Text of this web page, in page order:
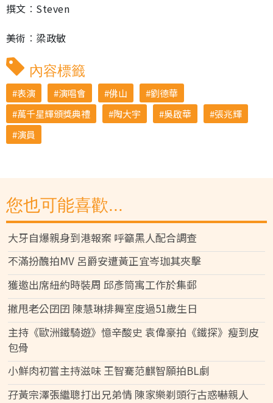
撰文︰Steven
美術︰梁政敏
內容標籤
表演 演唱會 佛山
劉德華
萬千星輝頒獎典禮
陶大宇 吳啟華
張兆輝
演員
您也可能喜歡...
大牙自爆親身到港報案 呼籲黑人配合調查
不滿扮醜拍MV 呂爵安遭黃正宜岑珈其夾擊
獲邀出席紐約時裝周 邱彥筒寓工作於集郵
撇甩老公囝囝 陳慧琳排舞室度過51歲生日
主持《歐洲鐵騎遊》憶辛酸史 袁偉豪拍《鐵探》瘦到皮
包骨
小鮮肉初嘗主持滋味 王智騫范麒智願拍BL劇
孖黃宗澤張繼聰打出兄弟情 陳家樂剃頭行古惑嚇親人